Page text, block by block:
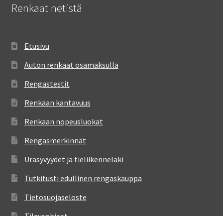
Renkaat netistä
Etusivu
Auton renkaat osamaksulla
Rengastestit
Renkaan kantavuus
Renkaan nopeusluokat
Rengasmerkinnät
Urasyvyydet ja tieliikennelaki
Tutkitusti edullinen rengaskauppa
Tietosuojaseloste